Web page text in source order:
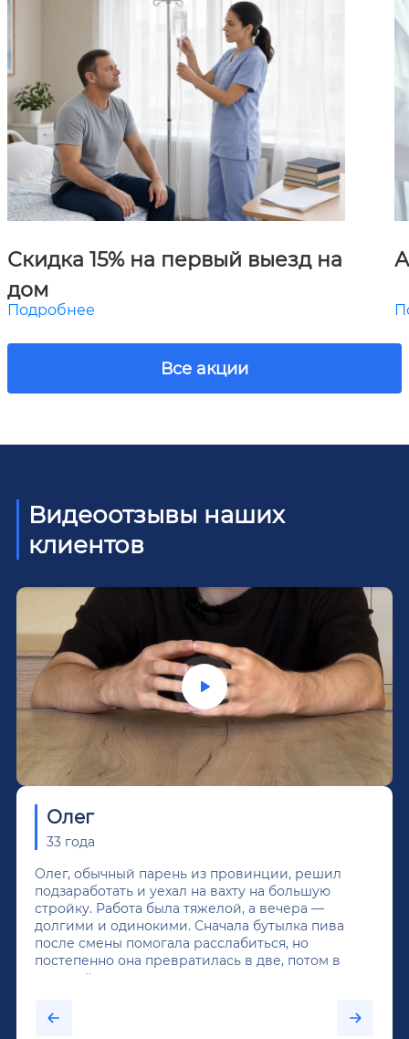
Скидка 15% на первый выезд на
дом
Подробнее
Все акции
Видеоотзывы наших
клиентов
Олег
33 года
Олег, обычный парень из провинции, решил
подзаработать и уехал на вахту на большую
стройку. Работа была тяжелой, а вечера —
долгими и одинокими. Сначала бутылка пива
после смены помогала расслабиться, но
постепенно она превратилась в две, потом в
крепкий алкоголь, и вот он уже пил почти
было назначено кодирование по методу
Довженко.